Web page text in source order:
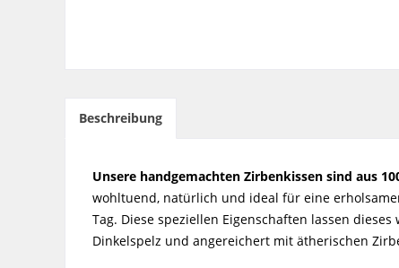
Beschreibung
Unsere handgemachten Zirbenkissen sind aus
wohltuend, natürlich und ideal für eine
Tag. Diese speziellen Eigenschaften lassen
Dinkelspelz und angereichert mit ätherischen